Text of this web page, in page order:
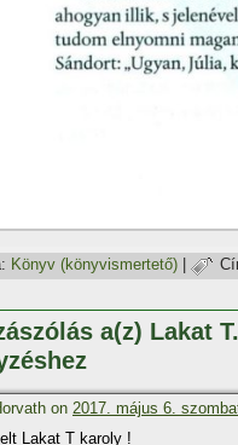
Könyv (könyvismertető)
a(z) Lakat
on 2017. május 6.
Lakat T karoly !